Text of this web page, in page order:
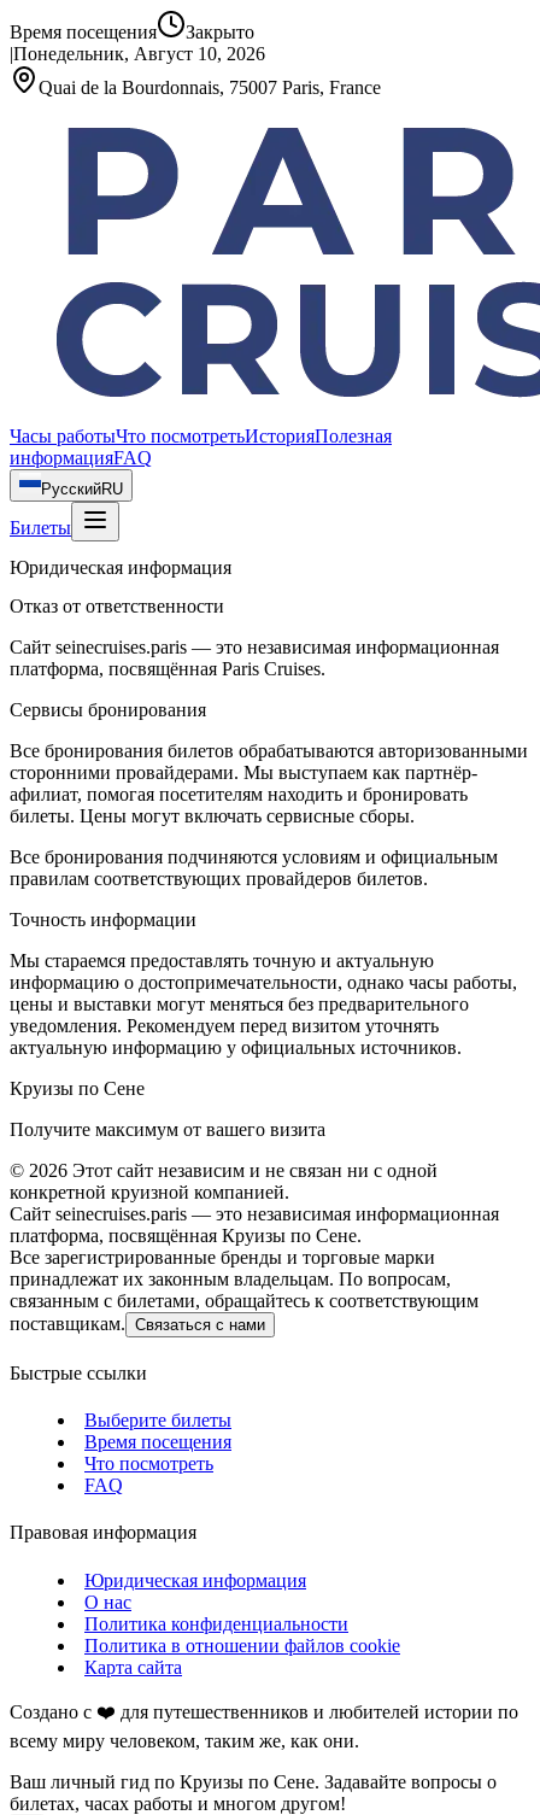
Время посещения
Закрыто
|Понедельник, Август 10, 2026
Quai de la Bourdonnais, 75007 Paris, France
Часы работыЧто посмотретьИсторияПолезная
информацияFAQ
РусскийRU
Билеты
Юридическая информация
Отказ от ответственности
Сайт seinecruises.paris — это независимая информационная
платформа, посвящённая Paris Cruises.
Сервисы бронирования
Все бронирования билетов обрабатываются авторизованными
сторонними провайдерами. Мы выступаем как партнёр-
афилиат, помогая посетителям находить и бронировать
билеты. Цены могут включать сервисные сборы.
Все бронирования подчиняются условиям и официальным
правилам соответствующих провайдеров билетов.
Точность информации
Мы стараемся предоставлять точную и актуальную
информацию о достопримечательности, однако часы работы,
цены и выставки могут меняться без предварительного
уведомления. Рекомендуем перед визитом уточнять
актуальную информацию у официальных источников.
Круизы по Сене
Получите максимум от вашего визита
© 2026 Этот сайт независим и не связан ни с одной
конкретной круизной компанией.
Сайт seinecruises.paris — это независимая информационная
платформа, посвящённая Круизы по Сене.
Все зарегистрированные бренды и торговые марки
принадлежат их законным владельцам. По вопросам,
связанным с билетами, обращайтесь к соответствующим
поставщикам. Связаться с нами
Быстрые ссылки
Выберите билеты
Время посещения
Что посмотреть
FAQ
Правовая информация
Юридическая информация
О нас
Политика конфиденциальности
Политика в отношении файлов cookie
Карта сайта
Создано с ❤️ для путешественников и любителей истории по
всему миру человеком, таким же, как они.
Ваш личный гид по Круизы по Сене. Задавайте вопросы о
билетах, часах работы и многом другом!